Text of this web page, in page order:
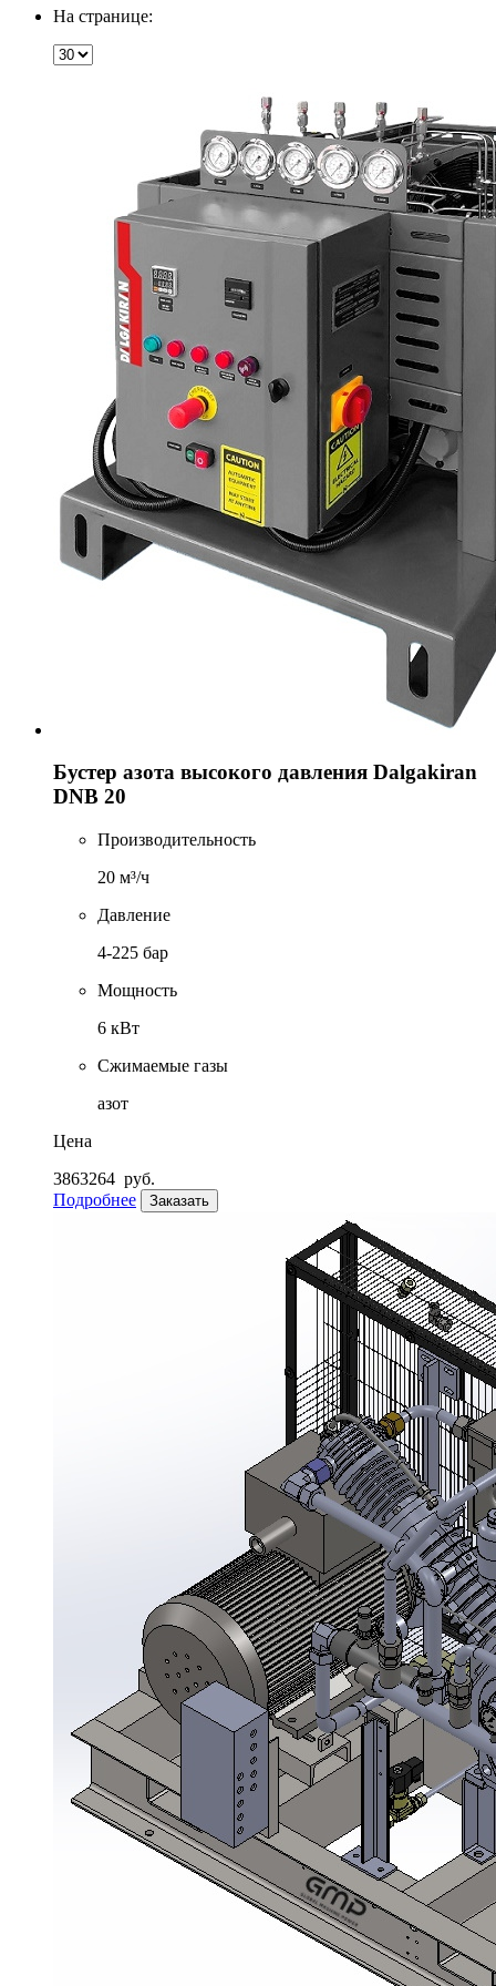
На странице:
Бустер азота высокого давления Dalgakiran
DNB 20
Производительность
20 м³/ч
Давление
4-225 бар
Мощность
6 кВт
Сжимаемые газы
азот
Цена
3863264 руб.
Подробнее
Заказать